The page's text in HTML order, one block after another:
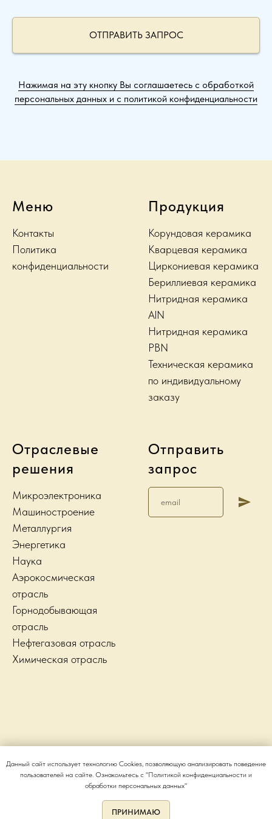
ОТПРАВИТЬ ЗАПРОС
Нажимая на эту кнопку Вы соглашаетесь с обработкой
персональных данных и с политикой конфиденциальности
Меню
Контакты
Политика
конфиденциальности
Продукция
Корундовая керамика
Кварцевая керамика
Циркониевая керамика
Бериллиевая керамика
Нитридная керамика
AlN
Нитридная керамика
PBN
Техническая керамика
по индивидуальному
заказу
Отраслевые
решения
Микроэлектроника
Машиностроение
Металлургия
Энергетика
Наука
Аэрокосмическая
отрасль
Горнодобывающая
отрасль
Нефтегазовая отрасль
Химическая отрасль
Отправить
запрос
© 2026 PERONOX
Данный сайт использует технологию Cookies, позволяющую анализировать поведение
пользователей на сайте. Ознакомьтесь с "Политикой конфиденциальности и
обработки персональных данных"
ПРИНИМАЮ